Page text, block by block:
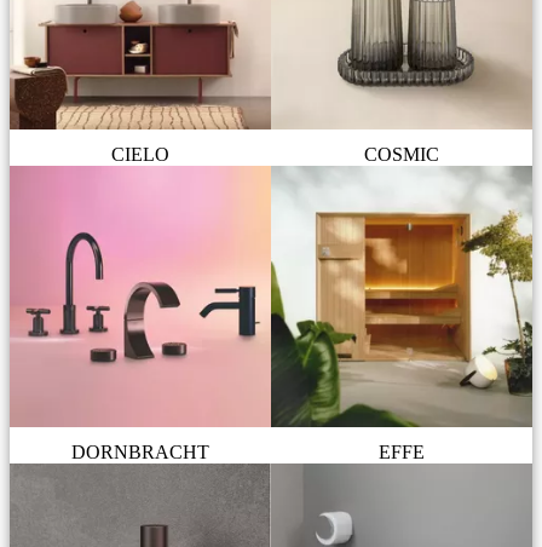
CIELO COSMIC
DORNBRACHT EFFE